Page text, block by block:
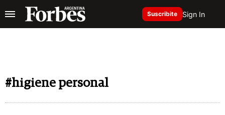
Suscribite Sign In
#higiene personal